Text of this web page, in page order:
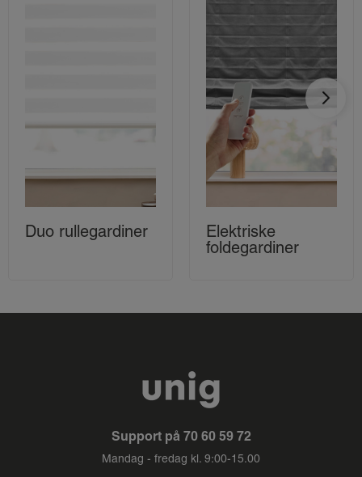
Duo rullegardiner
Elektriske
foldegardiner
Support på 70 60 59 72
Mandag - fredag kl. 9:00-15.00